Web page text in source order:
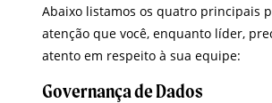
Abaixo listamos os quatro principais
atenção que você, enquanto líder,
atento em respeito à sua equipe:
Governança de Dados